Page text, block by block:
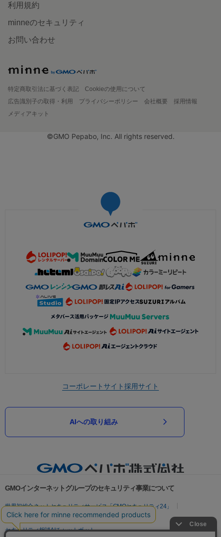
利用規約
minneのセキュリティ
お問い合わせ
特定商取引法に基づく表記
Cookieの使用について
広告識別子の取得・利用
プライバシーポリシー 会社概要
採用情報
メディアキット
©GMO Pepabo, Inc. All rights reserved.
コーポレートサイト採用サイト
AIへの取り組み
GMOインターネットグループのセキュリティ事業について
世界初総合ネットセキュリティサービス「GMOセキュリティ24」
パスワード漏洩診断
Webサイトリスク診断
セキュリティ相談AIチャットボット